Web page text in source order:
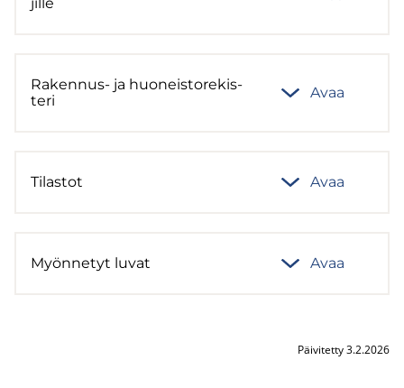
Rakennus-​ ja huo­neis­to­re­kis­
te­ri
Avaa
Ti­las­tot Avaa
Myön­ne­tyt luvat Avaa
Päivitetty 3.2.2026